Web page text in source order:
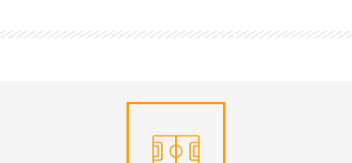
Complexes sportifs extérieurs